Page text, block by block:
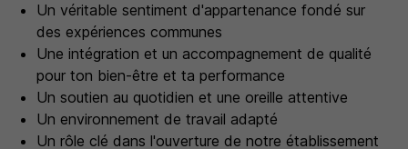
Un véritable sentiment d'appartenance fondé sur
des expériences communes
Une intégration et un accompagnement de qualité
pour ton bien-être et ta performance
Un soutien au quotidien et une oreille attentive
Un environnement de travail adapté
Un rôle clé dans l'ouverture de notre établissement